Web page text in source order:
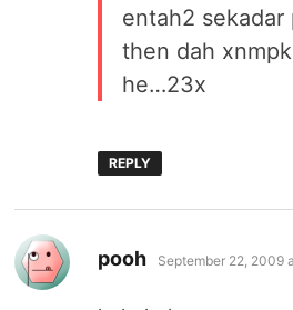
entah2 sekadar
then dah
he…23x
REPLY
pooh says:
September 22, 2009